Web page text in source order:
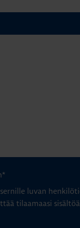
*
luvan
tilaamaasi